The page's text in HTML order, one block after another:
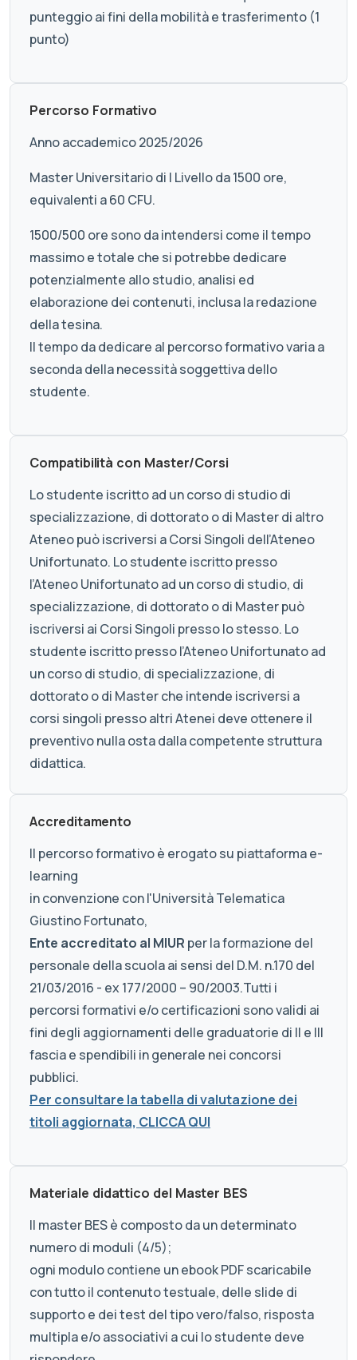
punteggio ai fini della mobilità e trasferimento (1
punto)
Percorso Formativo
Anno accademico 2025/2026
Master Universitario di I Livello da 1500 ore,
equivalenti a 60 CFU.
1500/500 ore sono da intendersi come il tempo
massimo e totale che si potrebbe dedicare
potenzialmente allo studio, analisi ed
elaborazione dei contenuti, inclusa la redazione
della tesina.
Il tempo da dedicare al percorso formativo varia a
seconda della necessità soggettiva dello
studente.
Compatibilità con Master/Corsi
Lo studente iscritto ad un corso di studio di
specializzazione, di dottorato o di Master di altro
Ateneo può iscriversi a Corsi Singoli dell’Ateneo
Unifortunato. Lo studente iscritto presso
l’Ateneo Unifortunato ad un corso di studio, di
specializzazione, di dottorato o di Master può
iscriversi ai Corsi Singoli presso lo stesso. Lo
studente iscritto presso l’Ateneo Unifortunato ad
un corso di studio, di specializzazione, di
dottorato o di Master che intende iscriversi a
corsi singoli presso altri Atenei deve ottenere il
preventivo nulla osta dalla competente struttura
didattica.
Accreditamento
Il percorso formativo è erogato su piattaforma e-
learning
in convenzione con l'Università Telematica
Giustino Fortunato,
Ente accreditato al MIUR per la formazione del
personale della scuola ai sensi del D.M. n.170 del
21/03/2016 - ex 177/2000 – 90/2003.Tutti i
percorsi formativi e/o certificazioni sono validi ai
fini degli aggiornamenti delle graduatorie di II e III
fascia e spendibili in generale nei concorsi
pubblici.
Per consultare la tabella di valutazione dei
titoli aggiornata, CLICCA QUI
Materiale didattico del Master BES
Il master BES è composto da un determinato
numero di moduli (4/5);
ogni modulo contiene un ebook PDF scaricabile
con tutto il contenuto testuale, delle slide di
supporto e dei test del tipo vero/falso, risposta
multipla e/o associativi a cui lo studente deve